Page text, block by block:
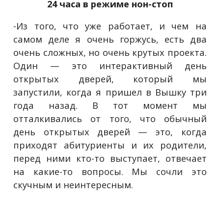
24 часа в режиме нон-стоп
-Из того, что уже работает, и чем на
самом деле я очень горжусь, есть два
очень сложных, но очень крутых проекта.
Один — это интерактивный день
открытых дверей, который мы
запустили, когда я пришел в Вышку три
года назад. В тот момент мы
отталкивались от того, что обычный
день открытых дверей — это, когда
приходят абитуриенты и их родители,
перед ними кто-то выступает, отвечает
на какие-то вопросы. Мы сочли это
скучным и неинтересным.